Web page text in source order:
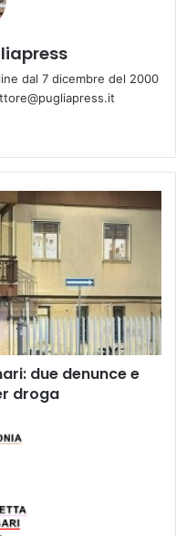
dal 7 dicembre del 2000
due denunce e
droga